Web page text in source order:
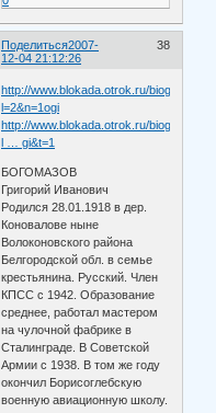
Поделиться 38
2007-
12-04 21:12:26
http://www.blokada.otrok.ru/biogr.php?
l=2&n=1ogi
http://www.blokada.otrok.ru/biogr.php?
l … gi&t=1
БОГОМАЗОВ
Григорий Иванович
Родился 28.01.1918 в дер.
Коновалове ныне
Волоконовского района
Белгородской обл. в семье
крестьянина. Русский. Член
КПСС с 1942. Образование
среднее, работал мастером
на чулочной фабрике в
Сталинграде. В Советской
Армии с 1938. В том же году
окончил Борисоглебскую
военную авиационную школу.